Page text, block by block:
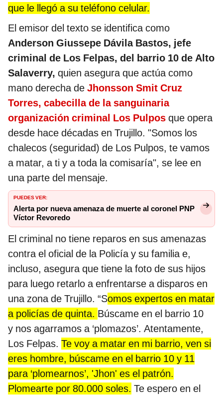
que le llegó a su teléfono celular.
El emisor del texto se identifica como
Anderson Giussepe Dávila Bastos, jefe
criminal de Los Felpas, del barrio 10 de Alto
Salaverry, quien asegura que actúa como
mano derecha de Jhonsson Smit Cruz
Torres, cabecilla de la sanguinaria
organización criminal Los Pulpos que opera
desde hace décadas en Trujillo. "Somos los
chalecos (seguridad) de Los Pulpos, te vamos
a matar, a ti y a toda la comisaría", se lee en
una parte del mensaje.
PUEDES VER:
Alerta por nueva amenaza de muerte al coronel PNP
Víctor Revoredo
El criminal no tiene reparos en sus amenazas
contra el oficial de la Policía y su familia e,
incluso, asegura que tiene la foto de sus hijos
para luego retarlo a enfrentarse a disparos en
una zona de Trujillo. “Somos expertos en matar
a policías de quinta. Búscame en el barrio 10
y nos agarramos a ‘plomazos’. Atentamente,
Los Felpas. Te voy a matar en mi barrio, ven si
eres hombre, búscame en el barrio 10 y 11
para ‘plomearnos’, 'Jhon' es el patrón.
Plomearte por 80.000 soles. Te espero en el